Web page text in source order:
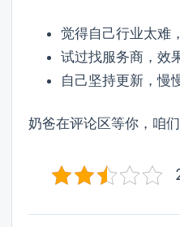
觉得自己行业太难
试过找服务商，效
自己坚持更新，慢
奶爸在评论区等你，咱们